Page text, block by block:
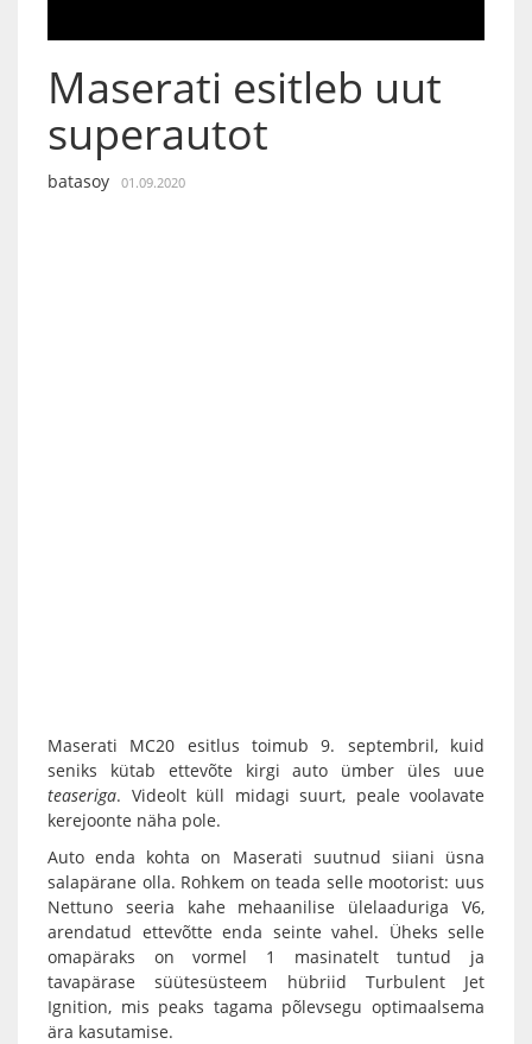
Maserati esitleb uut
superautot
batasoy 01.09.2020
Maserati MC20 esitlus toimub 9. septembril, kuid
seniks kütab ettevõte kirgi auto ümber üles uue
teaseriga. Videolt küll midagi suurt, peale voolavate
kerejoonte näha pole.
Auto enda kohta on Maserati suutnud siiani üsna
salapärane olla. Rohkem on teada selle mootorist: uus
Nettuno seeria kahe mehaanilise ülelaaduriga V6,
arendatud ettevõtte enda seinte vahel. Üheks selle
omapäraks on vormel 1 masinatelt tuntud ja
tavapärase süütesüsteem hübriid Turbulent Jet
Ignition, mis peaks tagama põlevsegu optimaalsema
ära kasutamise.